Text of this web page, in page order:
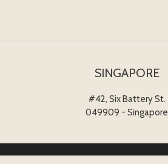
SINGAPORE
#42, Six Battery St.
049909 - Singapore